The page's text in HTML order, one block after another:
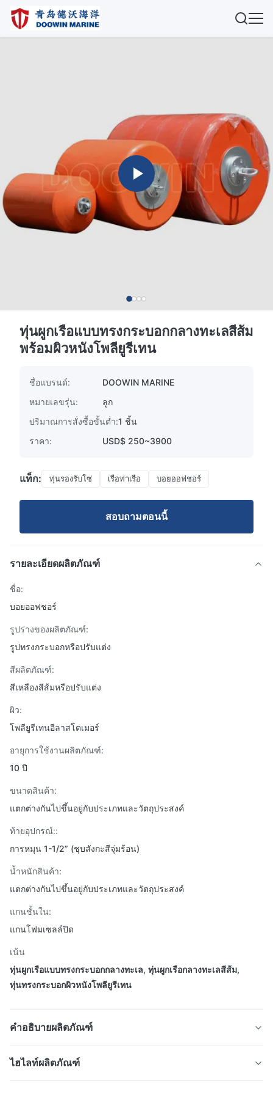
ทุ่นผูกเรือแบบทรงกระบอกกลางทะเลสีส้ม
พร้อมผิวหนังโพลียูรีเทน
ชื่อแบรนด์:
DOOWIN MARINE
หมายเลขรุ่น:
ลูก
ปริมาณการสั่งซื้อขั้นต่ำ:1 ชิ้น
ราคา:
USD$ 250~3900
แท็ก: ทุ่นรองรับโซ่ เรือท่าเรือ บอยออฟชอร์
สอบถามตอนนี้
รายละเอียดผลิตภัณฑ์
ชื่อ:
บอยออฟชอร์
รูปร่างของผลิตภัณฑ์:
รูปทรงกระบอกหรือปรับแต่ง
สีผลิตภัณฑ์:
สีเหลืองสีส้มหรือปรับแต่ง
ผิว:
โพลียูรีเทนอีลาสโตเมอร์
อายุการใช้งานผลิตภัณฑ์:
10 ปี
ขนาดสินค้า:
แตกต่างกันไปขึ้นอยู่กับประเภทและวัตถุประสงค์
ท้ายอุปกรณ์::
การหมุน 1-1/2” (ชุบสังกะสีจุ่มร้อน)
น้ำหนักสินค้า:
แตกต่างกันไปขึ้นอยู่กับประเภทและวัตถุประสงค์
แกนชั้นใน:
แกนโฟมเซลล์ปิด
เน้น
ทุ่นผูกเรือแบบทรงกระบอกกลางทะเล, ทุ่นผูกเรือกลางทะเลสีส้ม,
ทุ่นทรงกระบอกผิวหนังโพลียูรีเทน
คำอธิบายผลิตภัณฑ์
คุณสมบัติของผลิตภัณฑ์
ไฮไลท์ผลิตภัณฑ์